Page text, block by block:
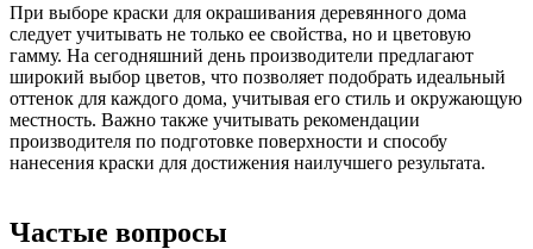
При выборе краски для окрашивания деревянного дома
следует учитывать не только ее свойства, но и цветовую
гамму. На сегодняшний день производители предлагают
широкий выбор цветов, что позволяет подобрать идеальный
оттенок для каждого дома, учитывая его стиль и окружающую
местность. Важно также учитывать рекомендации
производителя по подготовке поверхности и способу
нанесения краски для достижения наилучшего результата.
Частые вопросы